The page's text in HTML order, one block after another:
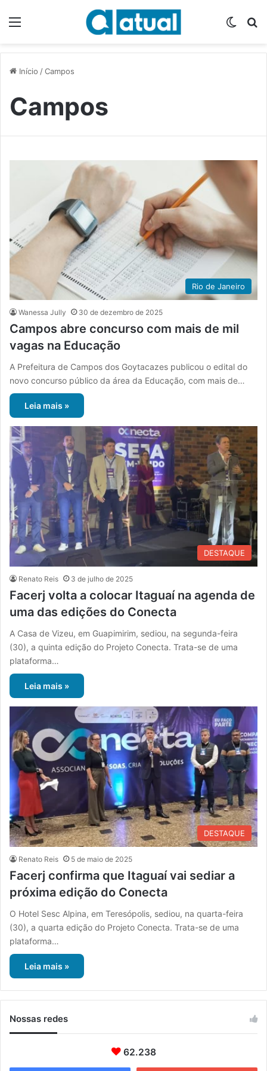
Início /Campos
Campos
Rio de Janeiro
Wanessa Jully 30 de dezembro de 2025
Campos abre concurso com mais de mil
vagas na Educação
A Prefeitura de Campos dos Goytacazes publicou o edital do
novo concurso público da área da Educação, com mais de…
Leia mais »
DESTAQUE
Renato Reis 3 de julho de 2025
Facerj volta a colocar Itaguaí na agenda de
uma das edições do Conecta
A Casa de Vizeu, em Guapimirim, sediou, na segunda-feira
(30), a quinta edição do Projeto Conecta. Trata-se de uma
plataforma…
Leia mais »
DESTAQUE
Renato Reis 5 de maio de 2025
Facerj confirma que Itaguaí vai sediar a
próxima edição do Conecta
O Hotel Sesc Alpina, em Teresópolis, sediou, na quarta-feira
(30), a quarta edição do Projeto Conecta. Trata-se de uma
plataforma…
Leia mais »
Nossas redes
62.238